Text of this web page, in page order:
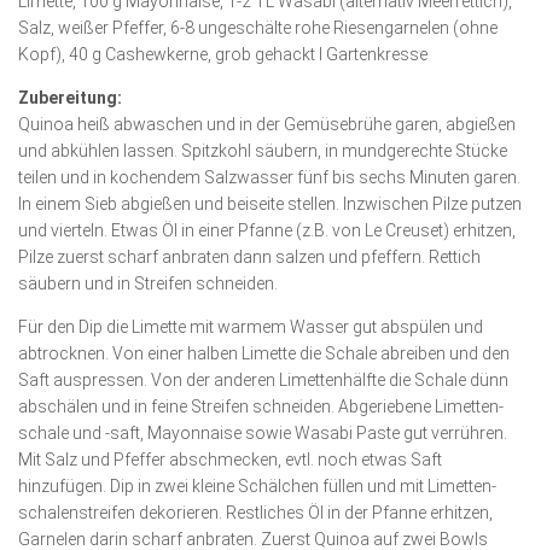
Salz, weißer Pfeffer, 6-8 ungeschälte rohe Riesengarnelen (ohne
Kopf), 40 g Cashewkerne, grob gehackt I Gartenkresse
Zubereitung:
Quinoa heiß abwaschen und in der Gemüsebrühe garen, abgießen
und abkühlen lassen. Spitzkohl säubern, in mundgerechte Stücke
teilen und in kochendem Salzwasser fünf bis sechs Minuten garen.
In einem Sieb abgießen und beiseite stellen. Inzwischen Pilze putzen
und vierteln. Etwas Öl in einer Pfanne (z.B. von Le Creuset) erhitzen,
Pilze zuerst scharf anbraten dann salzen und pfeffern. Rettich
säubern und in Streifen schneiden.
Für den Dip die Limette mit warmem Wasser gut abspülen und
abtrocknen. Von einer halben Limette die Schale abreiben und den
Saft auspressen. Von der anderen Limettenhälfte die Schale dünn
abschälen und in feine Streifen schneiden. Abgeriebene Limetten­
schale und -saft, Mayonnaise sowie Wasabi Paste gut verrühren.
Mit Salz und Pfeffer abschmecken, evtl. noch etwas Saft
hinzufügen. Dip in zwei kleine Schälchen füllen und mit Limetten­
scha­len­streifen dekorieren. Restliches Öl in der Pfanne erhitzen,
Garnelen darin scharf anbraten. Zuerst Quinoa auf zwei Bowls